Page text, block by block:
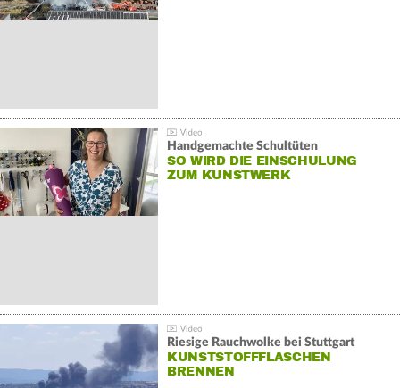
Handgemachte Schultüten
SO WIRD DIE EINSCHULUNG
ZUM KUNSTWERK
Riesige Rauchwolke bei Stuttgart
KUNSTSTOFFFLASCHEN
BRENNEN